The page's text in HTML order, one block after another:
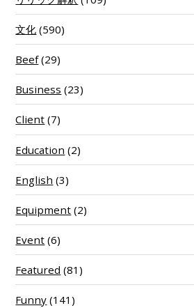
文化 (590)
Beef(29)
Business (23)
Client (7)
Education (2)
English (3)
Equipment (2)
Event (6)
Featured (81)
Funny (141)